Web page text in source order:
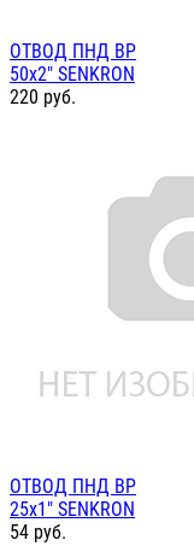
ОТВОД ПНД ВР
50х2" SENKRON
220 руб.
ОТВОД ПНД ВР
25х1" SENKRON
54 руб.